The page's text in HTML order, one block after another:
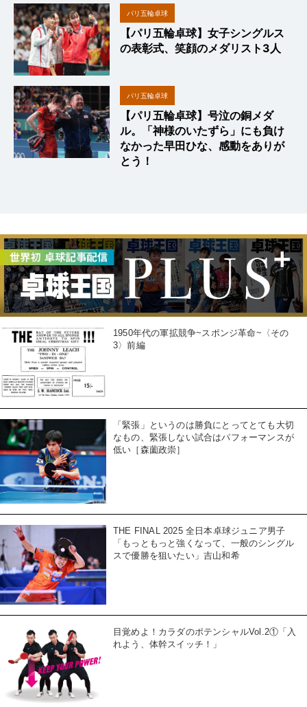
パリ五輪卓球
【パリ五輪卓球】女子シングルス
の表彰式、笑顔のメダリスト3人
パリ五輪卓球
【パリ五輪卓球】号泣の銅メダ
ル。「神様のいたずら」にも負け
なかった早田ひな、感動をありが
とう！
1950年代の軍拡競争~スポンジ革命~〈その
3〉前編
「緊張」というのは勝負にとってとても大切
なもの、緊張しない試合はパフォーマンスが
低い［森薗政崇］
THE FINAL 2025 全日本卓球ジュニア男子
「もっともっと強くなって、一般のシングル
スで優勝を狙いたい」吉山和希
目覚めよ！カラダのポテンシャルVol.2①「入
れよう、体幹スイッチ！」